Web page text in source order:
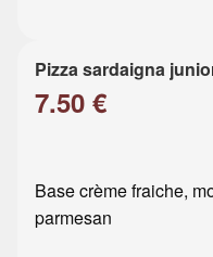
Pizza sardaigna
7.50 €
Base crème fraiche,
parmesan